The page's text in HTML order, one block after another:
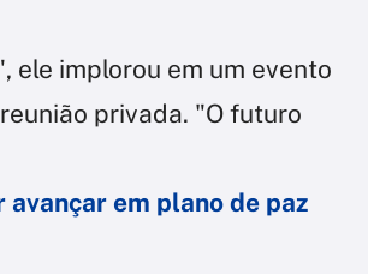
ele implorou em um evento
privada. "O futuro
em plano de paz